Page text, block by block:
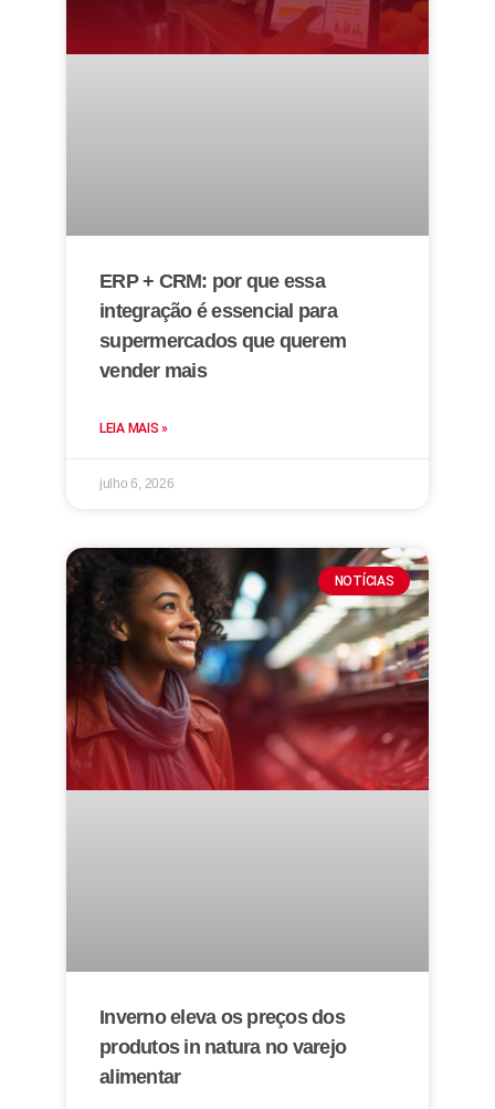
ERP + CRM: por que essa
integração é essencial para
supermercados que querem
vender mais
LEIA MAIS »
julho 6, 2026
NOTÍCIAS
Inverno eleva os preços dos
produtos in natura no varejo
alimentar